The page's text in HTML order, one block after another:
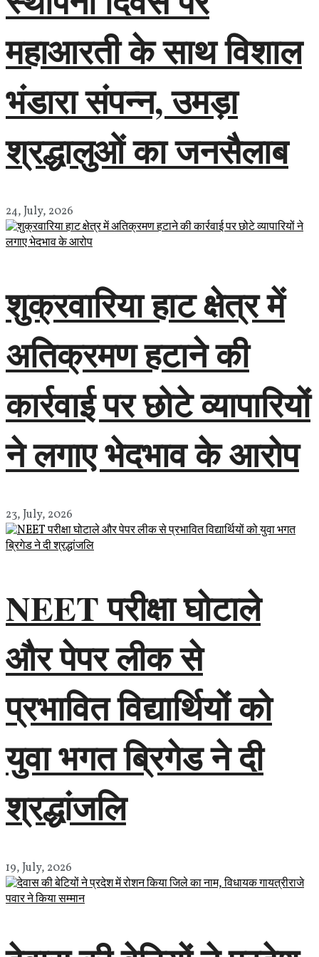
महाआरती के साथ विशाल
भंडारा संपन्न, उमड़ा
श्रद्धालुओं का जनसैलाब
24, July, 2026
शुक्रवारिया हाट क्षेत्र में
अतिक्रमण हटाने की
कार्रवाई पर छोटे व्यापारियों
ने लगाए भेदभाव के आरोप
23, July, 2026
NEET परीक्षा घोटाले
और पेपर लीक से
प्रभावित विद्यार्थियों को
युवा भगत ब्रिगेड ने दी
श्रद्धांजलि
19, July, 2026